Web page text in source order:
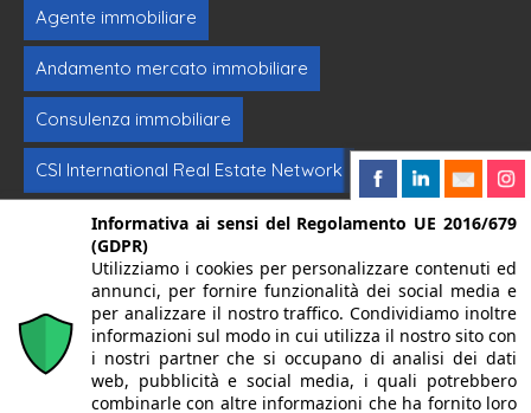
Agente immobiliare
Andamento mercato immobiliare
Consulenza immobiliare
CSI International Real Estate Network
Formazione immobiliare Intermediazione
Investimenti immobiliari Vendere casa
© 2024. Centro Servizi Immobiliari srl | Mandello del Lario
23826 (LC) Via Dante Alighieri, 22 | P.Iva/CF 02262270131 |
Informativa ai sensi del Regolamento UE 2016/679
(GDPR)
Utilizziamo i cookies per personalizzare contenuti ed
annunci, per fornire funzionalità dei social media e
per analizzare il nostro traffico. Condividiamo inoltre
informazioni sul modo in cui utilizza il nostro sito con
i nostri partner che si occupano di analisi dei dati
web, pubblicità e social media, i quali potrebbero
combinarle con altre informazioni che ha fornito loro